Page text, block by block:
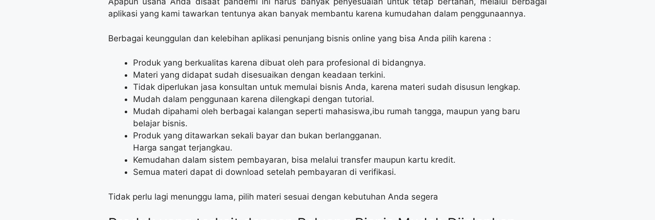
aplikasi yang kami tawarkan tentunya akan banyak membantu karena kumudahan dalam penggunaannya.
Berbagai keunggulan dan kelebihan aplikasi penunjang bisnis online yang bisa Anda pilih karena :
Produk yang berkualitas karena dibuat oleh para profesional di bidangnya.
Materi yang didapat sudah disesuaikan dengan keadaan terkini.
Tidak diperlukan jasa konsultan untuk memulai bisnis Anda, karena materi sudah disusun lengkap.
Mudah dalam penggunaan karena dilengkapi dengan tutorial.
Mudah dipahami oleh berbagai kalangan seperti mahasiswa,ibu rumah tangga, maupun yang baru
belajar bisnis.
Produk yang ditawarkan sekali bayar dan bukan berlangganan.
Harga sangat terjangkau.
Kemudahan dalam sistem pembayaran, bisa melalui transfer maupun kartu kredit.
Semua materi dapat di download setelah pembayaran di verifikasi.
Tidak perlu lagi menunggu lama, pilih materi sesuai dengan kebutuhan Anda segera